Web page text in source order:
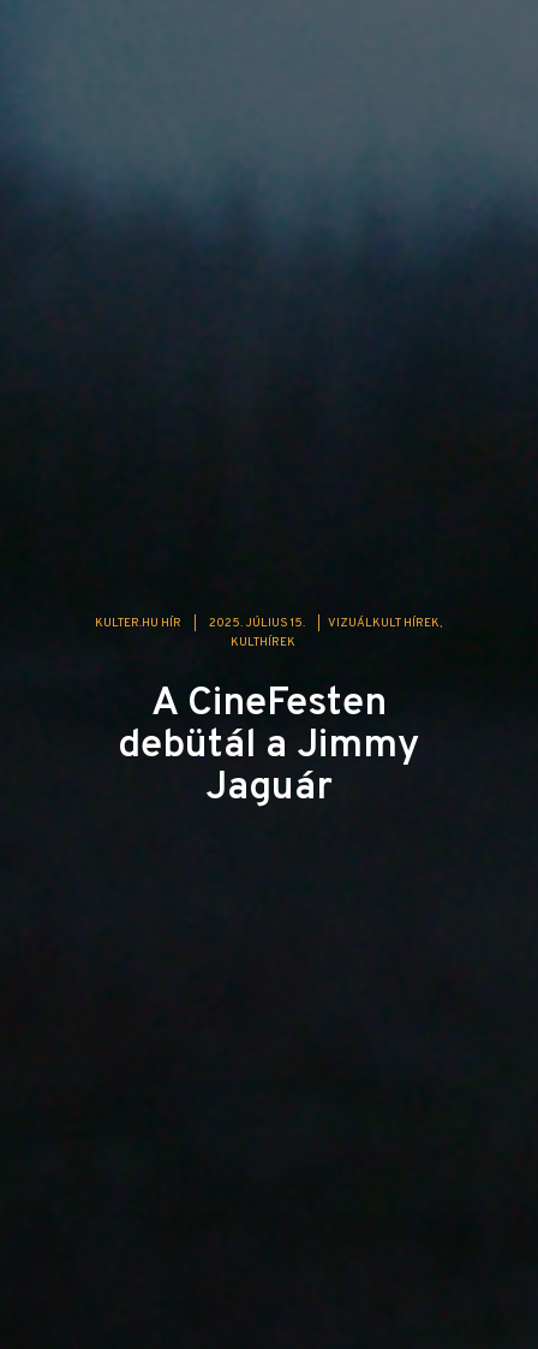
KULTER.HU HÍR 2025. JÚLIUS 15.
VIZUÁLKULT HÍREK
KULTHÍREK
A CineFesten
debütál a Jimmy
Jaguár